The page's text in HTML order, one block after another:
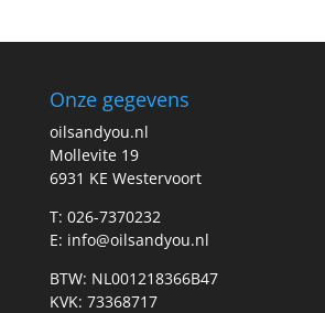
Onze gegevens
oilsandyou.nl
Mollevite 19
6931 KE Westervoort
T: 026-7370232
E: info@oilsandyou.nl
BTW: NL001218366B47
KVK: 73368717